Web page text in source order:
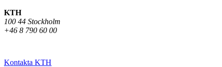
KTH
100 44 Stockholm
+46 8 790 60 00
Kontakta KTH